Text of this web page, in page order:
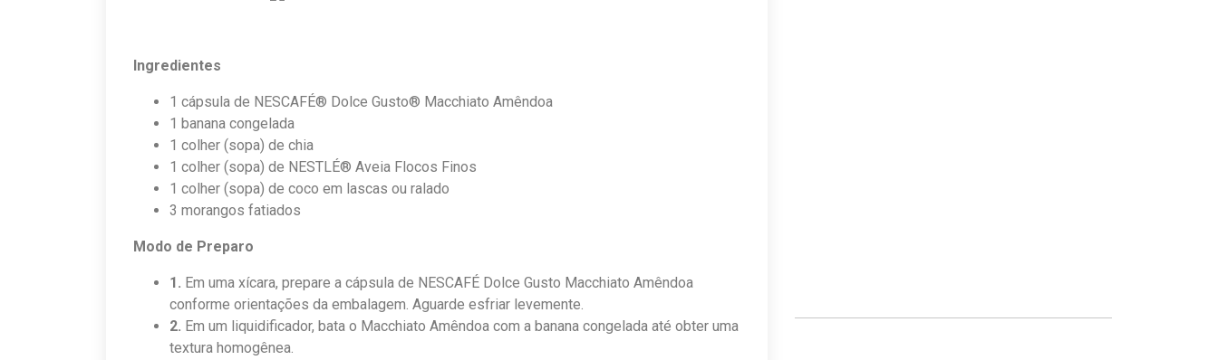
Ingredientes
1 cápsula de NESCAFÉ® Dolce Gusto® Macchiato Amêndoa
1 banana congelada
1 colher (sopa) de chia
1 colher (sopa) de NESTLÉ® Aveia Flocos Finos
1 colher (sopa) de coco em lascas ou ralado
3 morangos fatiados
Modo de Preparo
1. Em uma xícara, prepare a cápsula de NESCAFÉ Dolce Gusto Macchiato Amêndoa
conforme orientações da embalagem. Aguarde esfriar levemente.
2. Em um liquidificador, bata o Macchiato Amêndoa com a banana congelada até obter uma
textura homogênea.